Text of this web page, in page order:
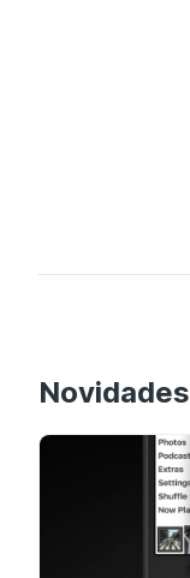
Novidades